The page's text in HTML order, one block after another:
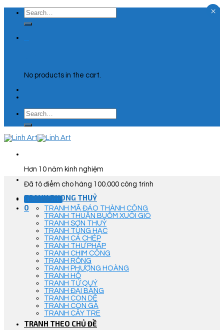
Skip
content
Search
for:
No products in the cart.
Search
for:
Hơn 10 năm kinh nghiệm
Đã tô điểm cho hàng 100.000 công trình
Góc Tư Vấn
0
TRANH PHONG THUỶ
TRANH MÃ ĐÁO THÀNH CÔNG
TRANH THUẬN BUỒM XUÔI GIÓ
TRANH SƠN THUỶ
TRANH TÙNG HẠC
TRANH CÁ CHÉP
TRANH THƯ PHÁP
TRANH CHIM CÔNG
TRANH RỒNG
TRANH PHƯỢNG HOÀNG
TRANH HỔ
TRANH TỨ QUÝ
TRANH ĐẠI BÀNG
TRANH CON DÊ
TRANH CON GÀ
TRANH CÂY TRE
TRANH THEO CHỦ ĐỀ
×